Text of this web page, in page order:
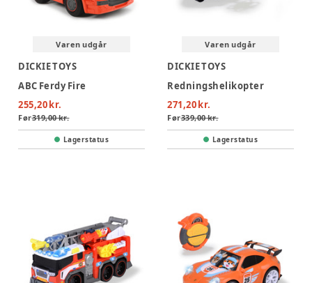
Varen udgår
DICKIE TOYS
ABC Ferdy Fire
255,20 kr.
Før319,00 kr.
Lagerstatus
Varen udgår
DICKIE TOYS
Redningshelikopter
271,20 kr.
Før339,00 kr.
Lagerstatus